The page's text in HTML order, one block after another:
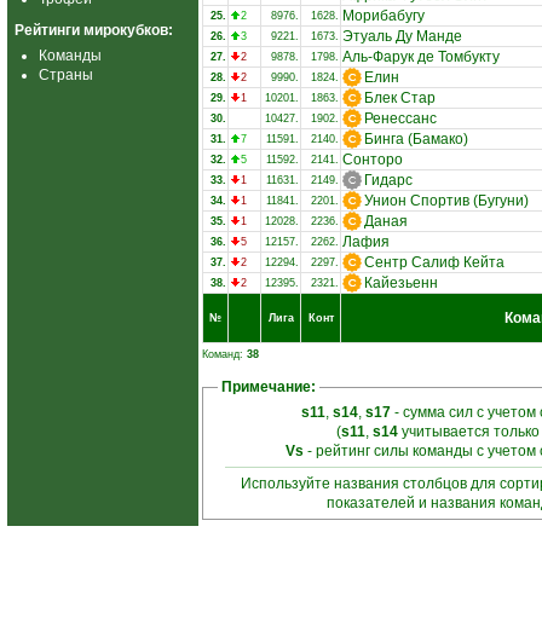
Рейтинги мирокубков:
Команды
Страны
25. 2 8976. 1628. Морибабугу
26. 3 9221. 1673. Этуаль Ду Манде
27. 2 9878. 1798. Аль-Фарук де Томбукту
28. 2 9990. 1824. Елин
29. 1 10201. 1863. Блек Стар
30. 10427. 1902. Ренессанс
31. 7 11591. 2140. Бинга (Бамако)
32. 5 11592. 2141. Сонторо
33. 1 11631. 2149. Гидарс
34. 1 11841. 2201. Унион Спортив (Бугуни)
35. 1 12028. 2236. Даная
36. 5 12157. 2262. Лафия
37. 2 12294. 2297. Сентр Салиф Кейта
38. 2 12395. 2321. Кайезьенн
№ Лига Конт
Команд: 38
Примечание:
s11, s14, s17- сумма сил с учетом
(s11, s14 учитывается
Vs - рейтинг силы команды с
Используйте названия столбцов для
показателей и названия